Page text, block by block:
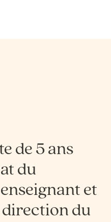
de 5 ans
du
et
direction du